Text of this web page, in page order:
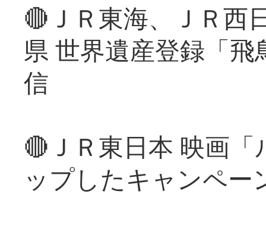
🔴ＪＲ東海、ＪＲ西
県 世界遺産登録「
信
🔴ＪＲ東日本 映画
ップしたキャンペー